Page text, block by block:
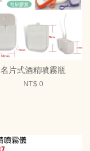
名片式酒精噴霧瓶
NT$ 0